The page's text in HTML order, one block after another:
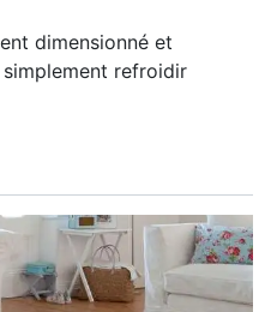
dimensionné et
refroidir